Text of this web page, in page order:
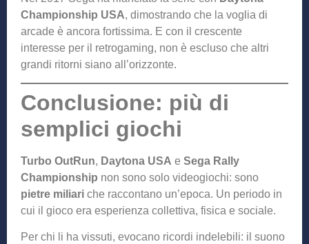
Championship USA, dimostrando che la voglia di
arcade è ancora fortissima. E con il crescente
interesse per il retrogaming, non è escluso che altri
grandi ritorni siano all’orizzonte.
Conclusione: più di
semplici giochi
Turbo OutRun, Daytona USA e Sega Rally
Championship non sono solo videogiochi: sono
pietre miliari che raccontano un’epoca. Un periodo in
cui il gioco era esperienza collettiva, fisica e sociale.
Per chi li ha vissuti, evocano ricordi indelebili: il suono